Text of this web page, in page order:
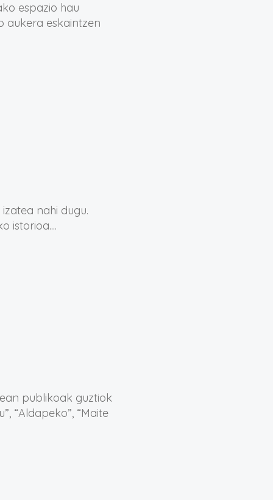
espazio hau
aukera eskaintzen
nahi dugu.
istorioa....
publikoak guztiok
“Aldapeko”, “Maite